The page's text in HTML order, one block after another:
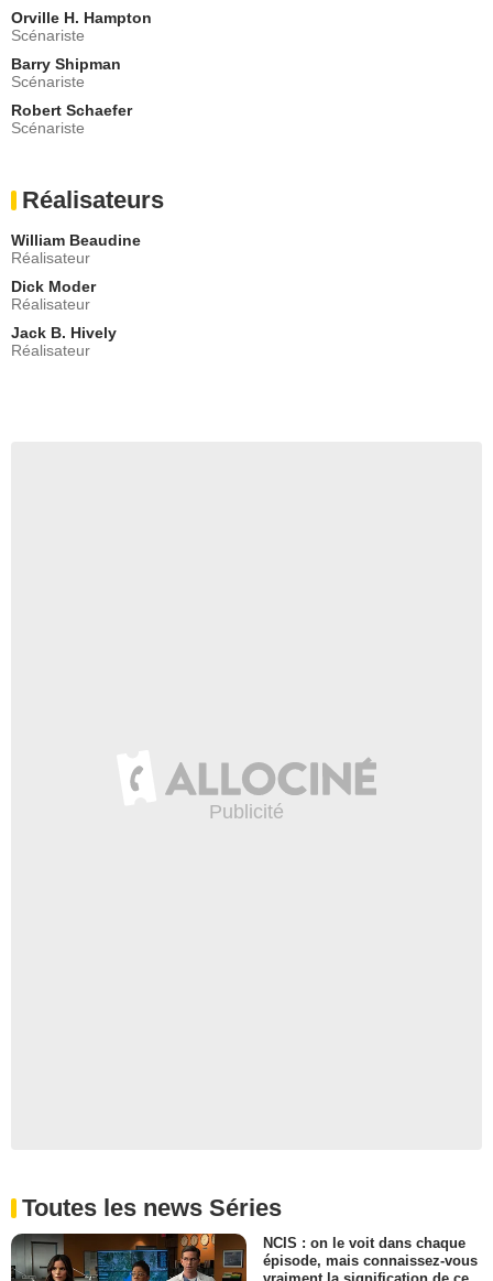
Orville H. Hampton
Scénariste
Barry Shipman
Scénariste
Robert Schaefer
Scénariste
Réalisateurs
William Beaudine
Réalisateur
Dick Moder
Réalisateur
Jack B. Hively
Réalisateur
Toutes les news Séries
NCIS : on le voit dans chaque
épisode, mais connaissez-vous